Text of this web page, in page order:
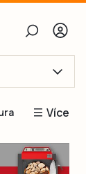
Více